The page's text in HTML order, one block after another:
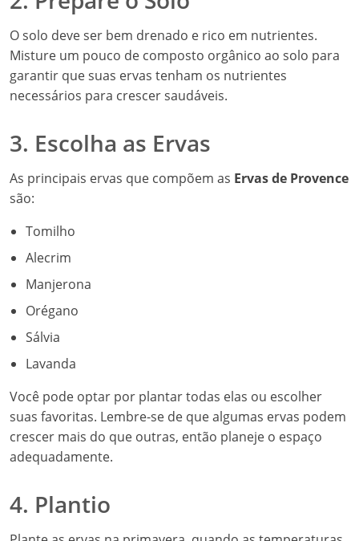
O solo deve ser bem drenado e rico em nutrientes.
Misture um pouco de composto orgânico ao solo para
garantir que suas ervas tenham os nutrientes
necessários para crescer saudáveis.
3. Escolha as Ervas
As principais ervas que compõem as Ervas de Provence
são:
Tomilho
Alecrim
Manjerona
Orégano
Sálvia
Lavanda
Você pode optar por plantar todas elas ou escolher
suas favoritas. Lembre-se de que algumas ervas podem
crescer mais do que outras, então planeje o espaço
adequadamente.
4. Plantio